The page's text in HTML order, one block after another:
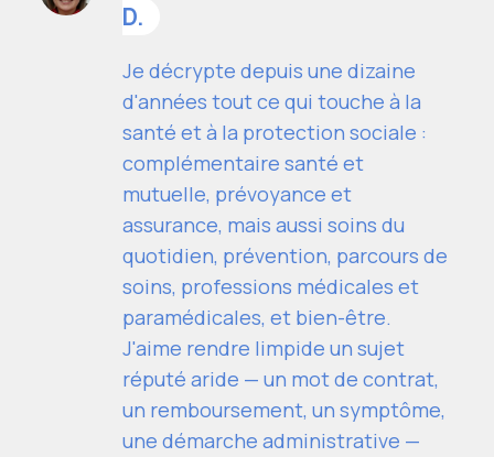
D.
Je décrypte depuis une dizaine
d'années tout ce qui touche à la
santé et à la protection sociale :
complémentaire santé et
mutuelle, prévoyance et
assurance, mais aussi soins du
quotidien, prévention, parcours de
soins, professions médicales et
paramédicales, et bien-être.
J'aime rendre limpide un sujet
réputé aride — un mot de contrat,
un remboursement, un symptôme,
une démarche administrative —